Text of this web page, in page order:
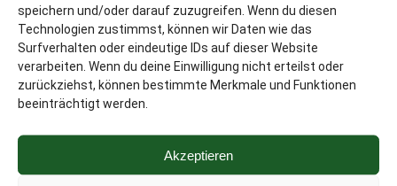
speichern und/oder darauf zuzugreifen. Wenn du diesen
Technologien zustimmst, können wir Daten wie das
Surfverhalten oder eindeutige IDs auf dieser Website
verarbeiten. Wenn du deine Einwilligung nicht erteilst oder
zurückziehst, können bestimmte Merkmale und Funktionen
beeinträchtigt werden.
Akzeptieren
Mobil Desktop